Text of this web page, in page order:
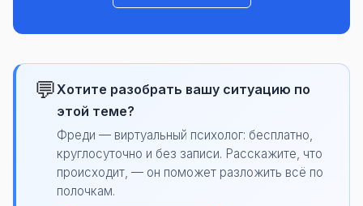
💬Хотите разобрать вашу ситуацию по
этой теме?
Фреди — виртуальный психолог: бесплатно,
круглосуточно и без записи. Расскажите, что
происходит, — он поможет разложить всё по
полочкам.